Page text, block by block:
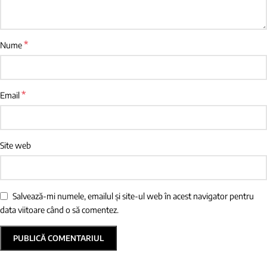
Nume*
Email*
Site web
Salvează-mi numele, emailul și site-ul web în acest navigator pentru
data viitoare când o să comentez.